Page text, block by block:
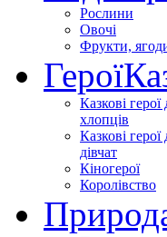
Рослини
Овочі
Фрукти,
Герої
Казкові герої
хлопців
Казкові герої
дівчат
Кіногерої
Королівство